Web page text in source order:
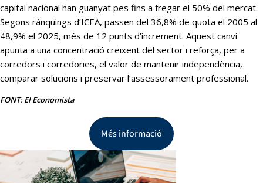
capital nacional han guanyat pes fins a fregar el 50% del mercat.
Segons rànquings d’ICEA, passen del 36,8% de quota el 2005 al
48,9% el 2025, més de 12 punts d’increment. Aquest canvi
apunta a una concentració creixent del sector i reforça, per a
corredors i corredories, el valor de mantenir independència,
comparar solucions i preservar l’assessorament professional.
FONT: El Economista
Més informació